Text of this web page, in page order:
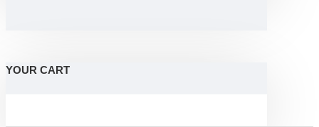
YOUR CART